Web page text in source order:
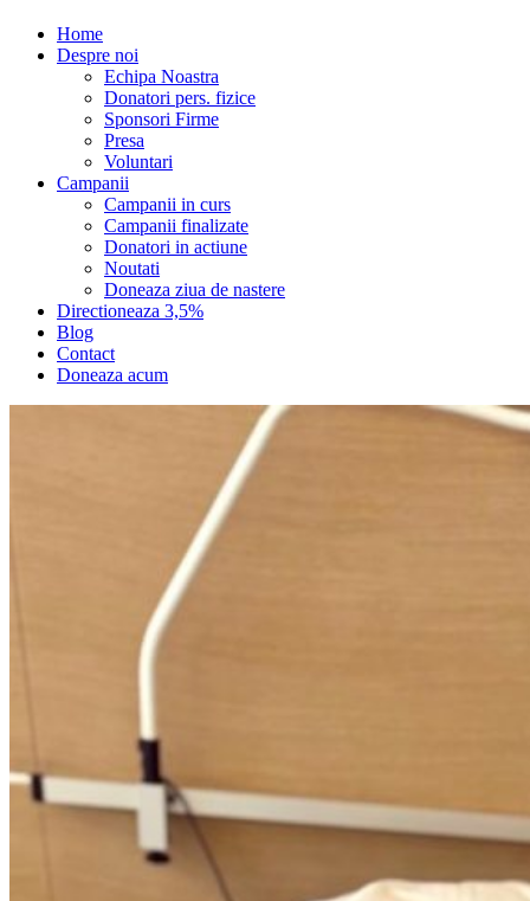
Home
Despre noi
Echipa Noastra
Donatori pers. fizice
Sponsori Firme
Presa
Voluntari
Campanii
Campanii in curs
Campanii finalizate
Donatori in actiune
Noutati
Doneaza ziua de nastere
Directioneaza 3,5%
Blog
Contact
Doneaza acum